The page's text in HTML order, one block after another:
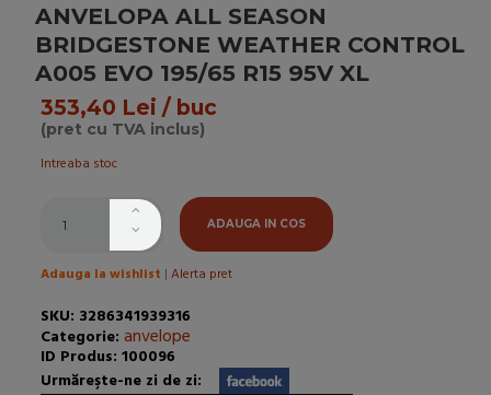
ANVELOPA ALL SEASON
BRIDGESTONE WEATHER CONTROL
A005 EVO 195/65 R15 95V XL
353,40 Lei / buc
(pret cu TVA inclus)
Intreaba stoc
ADAUGA IN COS
Adauga la wishlist | Alerta pret
SKU: 3286341939316
Categorie: anvelope
ID Produs: 100096
Urmăreşte-ne zi de zi: